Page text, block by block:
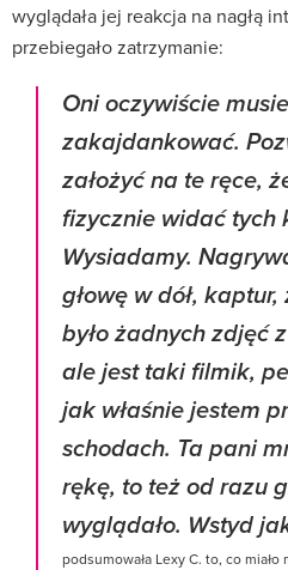
wyglądała jej reakcja na nagłą
przebiegało zatrzymanie:
Oni oczywiście
zakajdankować.
założyć na te ręce,
fizycznie widać tych
Wysiadamy.
głowę w dół,
było żadnych zdjęć
ale jest taki filmik,
jak właśnie jestem
schodach. Ta pani
rękę, to też od razu
wyglądało. Wstyd
podsumowała Lexy C. to, co